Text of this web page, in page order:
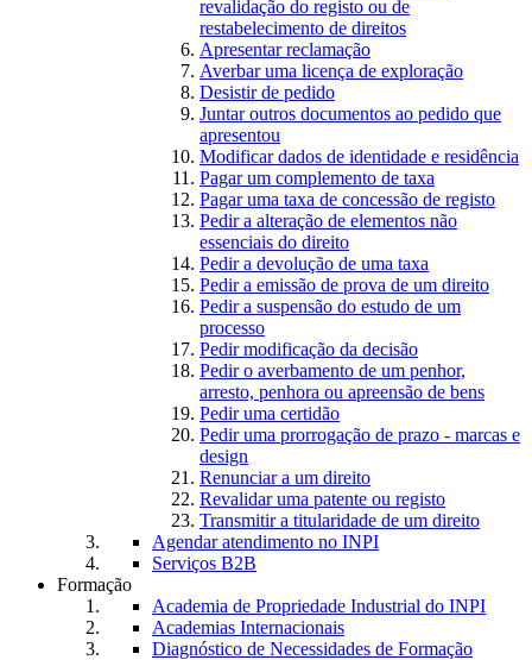
revalidação do registo ou de
restabelecimento de direitos
Apresentar reclamação
Averbar uma licença de exploração
Desistir de pedido
Juntar outros documentos ao pedido que
apresentou
Modificar dados de identidade e residência
Pagar um complemento de taxa
Pagar uma taxa de concessão de registo
Pedir a alteração de elementos não
essenciais do direito
Pedir a devolução de uma taxa
Pedir a emissão de prova de um direito
Pedir a suspensão do estudo de um
processo
Pedir modificação da decisão
Pedir o averbamento de um penhor,
arresto, penhora ou apreensão de bens
Pedir uma certidão
Pedir uma prorrogação de prazo - marcas e
design
Renunciar a um direito
Revalidar uma patente ou registo
Transmitir a titularidade de um direito
Agendar atendimento no INPI
Serviços B2B
Formação
Academia de Propriedade Industrial do INPI
Academias Internacionais
Diagnóstico de Necessidades de Formação